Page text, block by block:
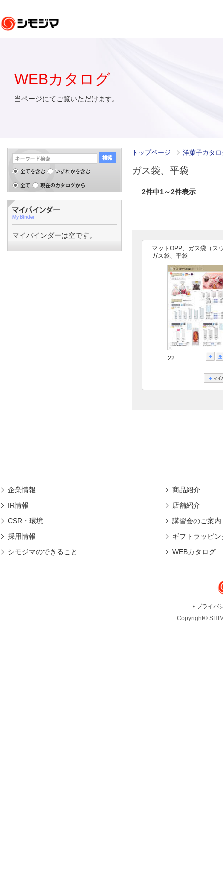
WEBカタログ
当ページにてご覧いただけます。
トップページ 洋菓子カタ
ガス袋、平袋
2件中1～2件表示
マットOPP、ガス袋（ス
ガス袋、平袋
22
マイバインダーは空です。
企業情報
IR情報
CSR・環境
採用情報
シモジマのできること
商品紹介
店舗紹介
講習会のご案内
ギフトラッピン
WEBカタログ
プライバ
Copyright©